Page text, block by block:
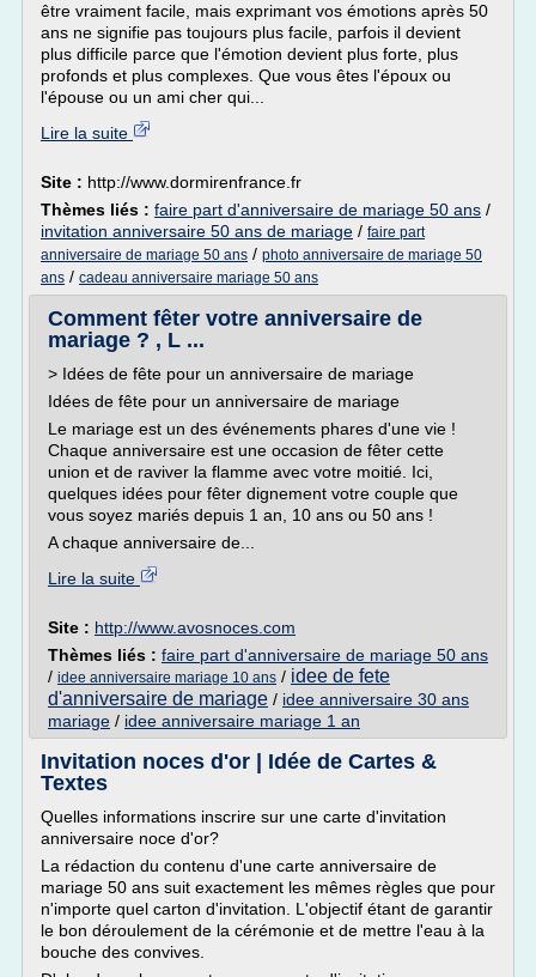
être vraiment facile, mais exprimant vos émotions après 50
ans ne signifie pas toujours plus facile, parfois il devient
plus difficile parce que l'émotion devient plus forte, plus
profonds et plus complexes. Que vous êtes l'époux ou
l'épouse ou un ami cher qui...
Lire la suite
Site : http://www.dormirenfrance.fr
Thèmes liés : faire part d'anniversaire de mariage 50 ans /
invitation anniversaire 50 ans de mariage / faire part
anniversaire de mariage 50 ans / photo anniversaire de mariage 50
ans / cadeau anniversaire mariage 50 ans
Comment fêter votre anniversaire de
mariage ? , L ...
> Idées de fête pour un anniversaire de mariage
Idées de fête pour un anniversaire de mariage
Le mariage est un des événements phares d'une vie !
Chaque anniversaire est une occasion de fêter cette
union et de raviver la flamme avec votre moitié. Ici,
quelques idées pour fêter dignement votre couple que
vous soyez mariés depuis 1 an, 10 ans ou 50 ans !
A chaque anniversaire de...
Lire la suite
Site : http://www.avosnoces.com
Thèmes liés : faire part d'anniversaire de mariage 50 ans
/ idee anniversaire mariage 10 ans / idee de fete
d'anniversaire de mariage / idee anniversaire 30 ans
mariage / idee anniversaire mariage 1 an
Invitation noces d'or | Idée de Cartes &
Textes
Quelles informations inscrire sur une carte d'invitation
anniversaire noce d'or?
La rédaction du contenu d'une carte anniversaire de
mariage 50 ans suit exactement les mêmes règles que pour
n'importe quel carton d'invitation. L'objectif étant de garantir
le bon déroulement de la cérémonie et de mettre l'eau à la
bouche des convives.